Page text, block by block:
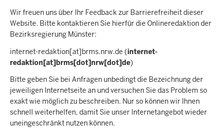
Wir freuen uns über Ihr Feedback zur Barrierefreiheit dieser
Website. Bitte kontaktieren Sie hierfür die Onlineredaktion der
Bezirksregierung Münster:
internet-redaktion[at]brms.nrw.de (internet-
redaktion[at]brms[dot]nrw[dot]de)
Bitte geben Sie bei Anfragen unbedingt die Bezeichnung der
jeweiligen Internetseite an und versuchen Sie das Problem so
exakt wie möglich zu beschreiben. Nur so können wir Ihnen
schnell weiterhelfen, damit Sie unser Internetangebot wieder
uneingeschränkt nutzen können.